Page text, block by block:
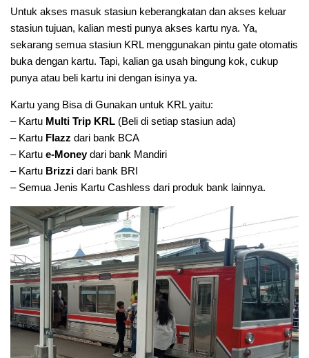
Untuk akses masuk stasiun keberangkatan dan akses keluar
stasiun tujuan, kalian mesti punya akses kartu nya. Ya,
sekarang semua stasiun KRL menggunakan pintu gate otomatis
buka dengan kartu. Tapi, kalian ga usah bingung kok, cukup
punya atau beli kartu ini dengan isinya ya.
Kartu yang Bisa di Gunakan untuk KRL yaitu:
– Kartu Multi Trip KRL (Beli di setiap stasiun ada)
– Kartu Flazz dari bank BCA
– Kartu e-Moneydari bank Mandiri
– Kartu Brizzi dari bank BRI
– Semua Jenis Kartu Cashless dari produk bank lainnya.